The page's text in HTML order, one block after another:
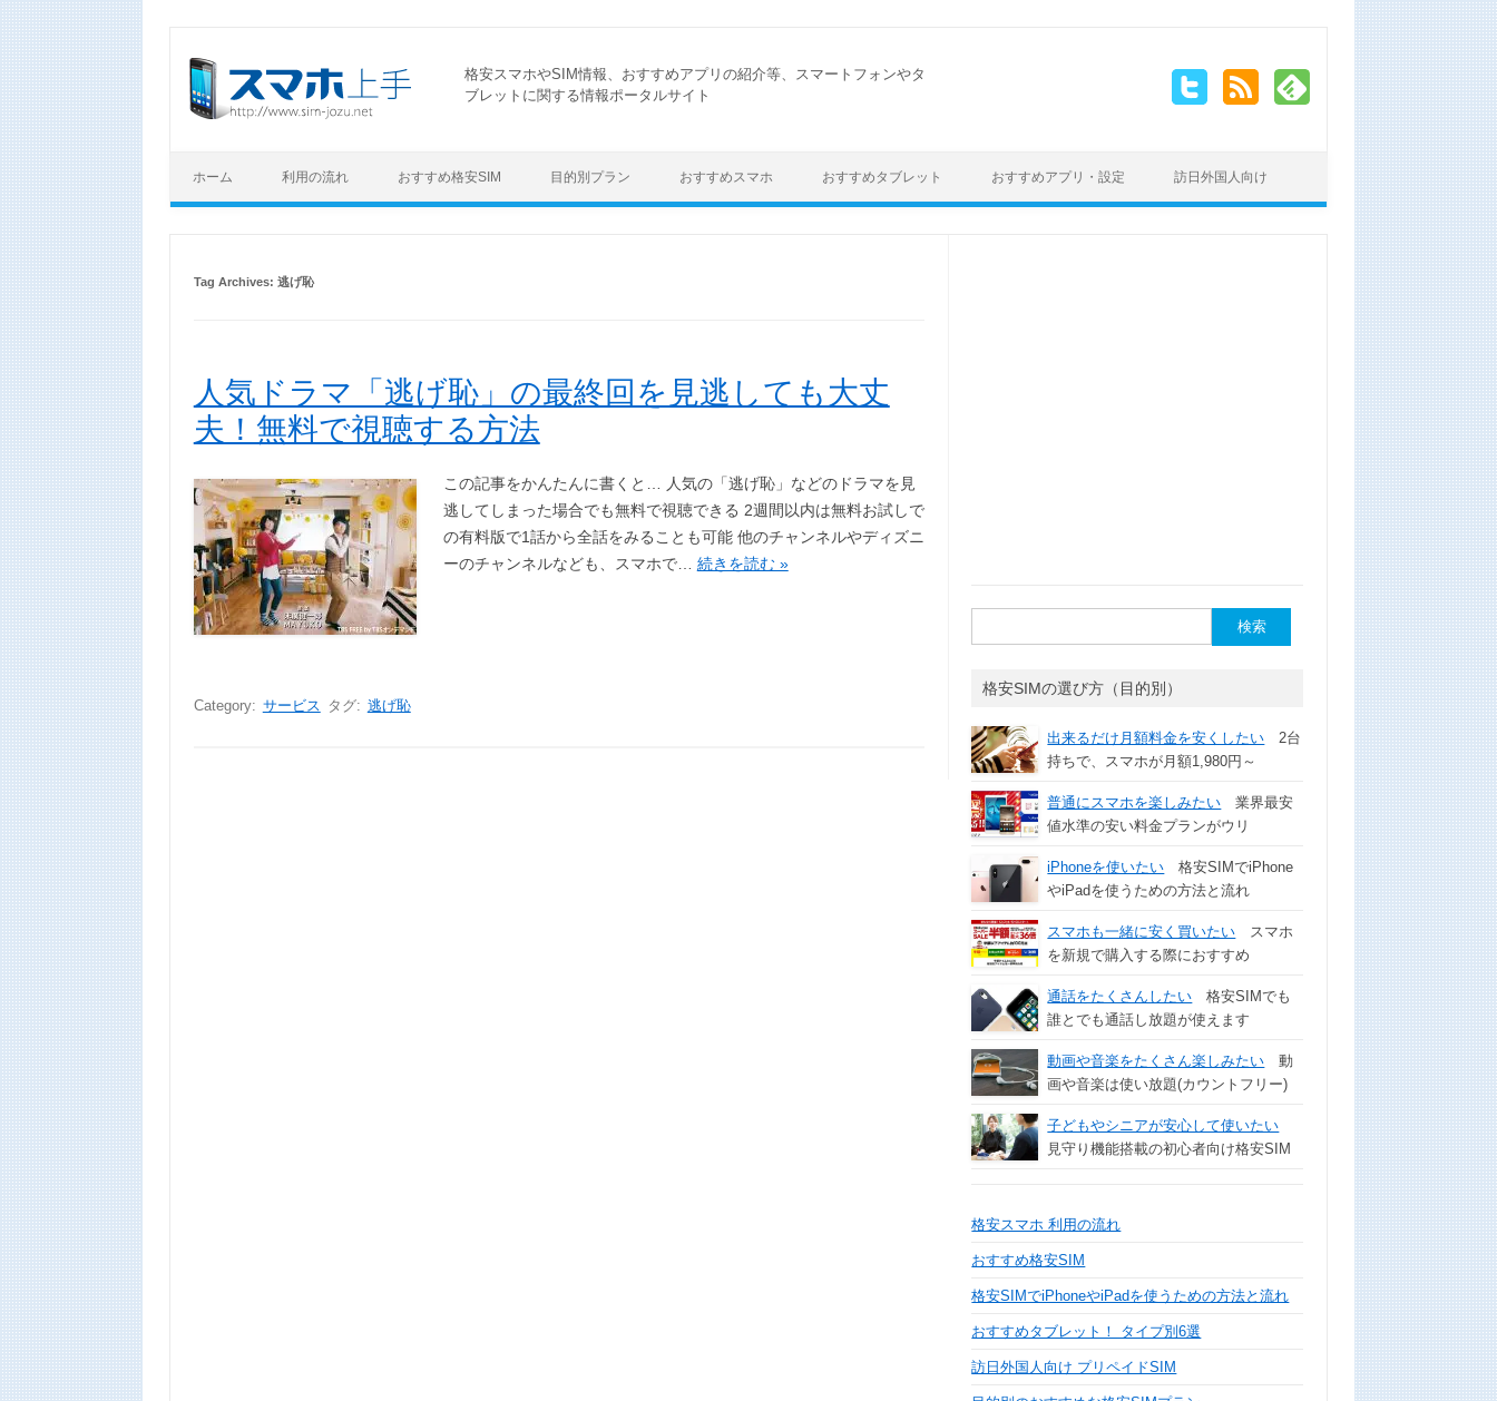
格安スマホやSIM情報、おすすめアプリの紹介等、スマートフォンやタ
ブレットに関する情報ポータルサイト
ホーム 利用の流れ おすすめ格安SIM 目的別プラン おすすめスマホ おすすめタブレット おすすめアプリ・設定 訪日外国人向け
Tag Archives: 逃げ恥
人気ドラマ「逃げ恥」の最終回を見逃しても大丈
夫！無料で視聴する方法
この記事をかんたんに書くと… 人気の「逃げ恥」などのドラマを見
逃してしまった場合でも無料で視聴できる 2週間以内は無料お試しで
の有料版で1話から全話をみることも可能 他のチャンネルやディズニ
ーのチャンネルなども、スマホで… 続きを読む »
Category: サービス タグ: 逃げ恥
索:
格安SIMの選び方（目的別）
出来るだけ月額料金を安くしたい 2台
持ちで、スマホが月額1,980円～
普通にスマホを楽しみたい 業界最安
値水準の安い料金プランがウリ
iPhoneを使いたい 格安SIMでiPhone
やiPadを使うための方法と流れ
スマホも一緒に安く買いたい スマホ
を新規で購入する際におすすめ
通話をたくさんしたい 格安SIMでも
誰とでも通話し放題が使えます
動画や音楽をたくさん楽しみたい 動
画や音楽は使い放題(カウントフリー)
子どもやシニアが安心して使いたい
見守り機能搭載の初心者向け格安SIM
格安スマホ 利用の流れ
おすすめ格安SIM
格安SIMでiPhoneやiPadを使うための方法と流れ
おすすめタブレット！ タイプ別6選
訪日外国人向け プリペイドSIM